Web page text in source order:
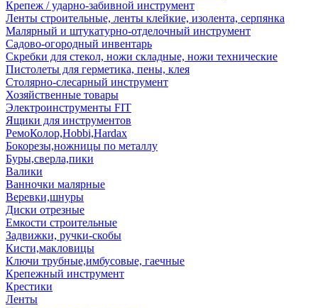
Крепеж / ударно-забивной инструмент
Ленты строительные, ленты клейкие, изолента, серпянка
Малярный и штукатурно-отделочный инструмент
Садово-огородный инвентарь
Скребки для стекол, ножи складные, ножи технические
Пистолеты для герметика, пены, клея
Столярно-слесарный инструмент
Хозяйственные товары
Электроинструменты FIT
Ящики для инструментов
РемоКолор,Hobbi,Hardax
Бокорезы,ножницы по металлу
Буры,сверла,пики
Валики
Ванночки малярные
Веревки,шнуры
Диски отрезные
Емкости строительные
Задвижки, ручки-скобы
Кисти,макловицы
Ключи трубные,имбусовые, гаечные
Крепежный инструмент
Крестики
Ленты